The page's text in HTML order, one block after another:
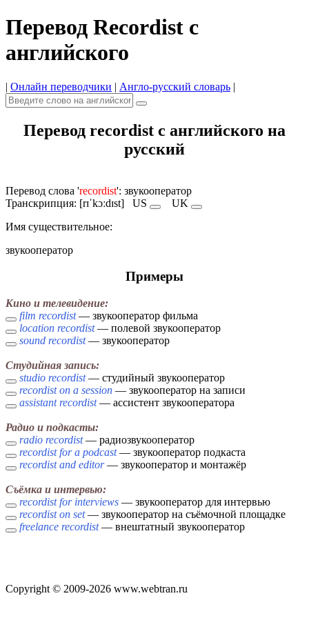
Перевод Recordist с
английского
| Онлайн переводчики | Англо-русский словарь |
Перевод recordist с английского на
русский
Перевод слова 'recordist': звукооператор
Транскрипция: [rɪˈkɔːdɪst] US
UK
Имя существительное:
звукооператор
Примеры
Кино и телевидение:
film recordist— звукооператор фильма
location recordist— полевой звукооператор
sound recordist— звукооператор
Студийная запись:
studio recordist— студийный звукооператор
recordist on a session — звукооператор на записи
assistant recordist— ассистент звукооператора
Радио и подкасты:
radio recordist— радиозвукооператор
recordist for a podcast— звукооператор подкаста
recordist and editor— звукооператор и монтажёр
Съёмка и интервью:
recordist for interviews — звукооператор для интервью
recordist on set— звукооператор на съёмочной площадке
freelance recordist— внештатный звукооператор
Copyright © 2009-2026 www.webtran.ru